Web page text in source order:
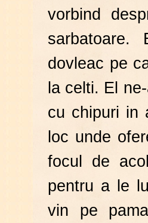
vorbind
dovleac pe
la celti. El
cu chipuri in
loc unde
focul de
pentru a le
vin pe